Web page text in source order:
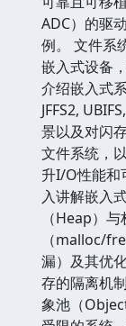
ADC）的驱
例。 文件系
嵌入式设备
介绍嵌入式
JFFS2,
景以及对闪
文件系统，
升I/O性能和
入讲解嵌入
（Heap）
（malloc/
漏）及其优
存的隔离机
象池（